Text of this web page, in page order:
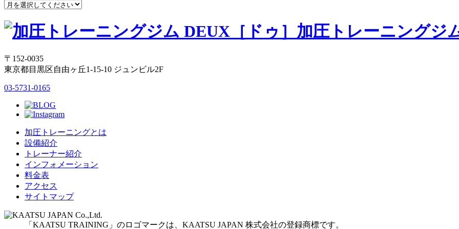
加圧トレーニングジ
〒152-0035
東京都目黒区自由ヶ丘1-15-10 ジュンビル2F
03-5731-0165
加圧トレーニングとは
設備紹介
トレーナー紹介
インフォメーション
料金表
アクセス
サイトマップ
「KAATSU TRAINING」のロゴマークは、KAATSU JAPAN 株式会社の登録商標です。